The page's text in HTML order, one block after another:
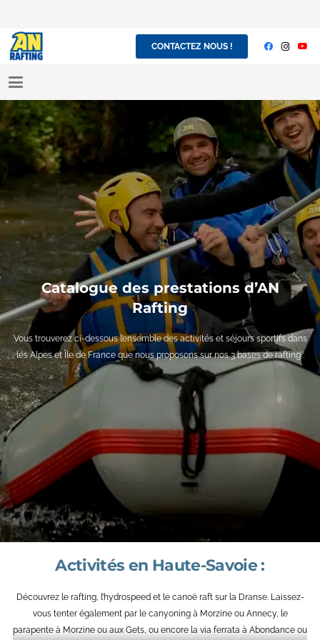
CONTACTEZ NOUS !
Catalogue des prestations d’AN
Rafting
Vous trouverez ci-dessous l’ensemble des activités et séjours sportifs dans
les Alpes et Île de France que nous proposons sur nos 3 bases de rafting :
Activités en Haute-Savoie :
Découvrez le rafting, l’hydrospeed et le canoë raft sur la Dranse. Laissez-
vous tenter également par le canyoning à Morzine ou Annecy, le
parapente à Morzine ou aux Gets, ou encore la via ferrata à Abondance ou